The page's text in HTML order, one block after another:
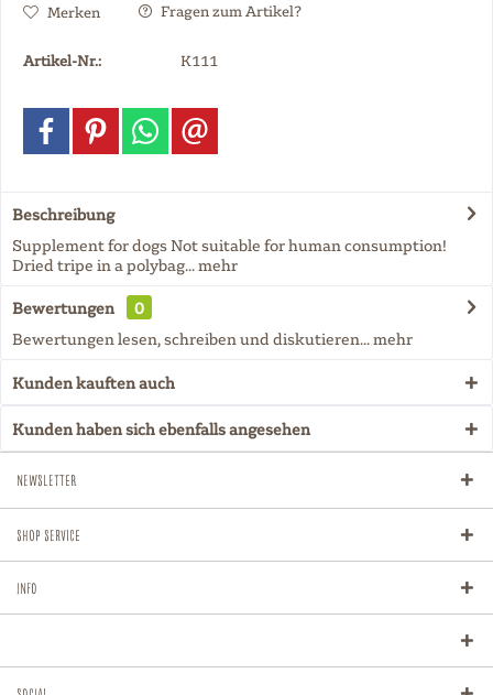
Merken Fragen zum Artikel?
Artikel-Nr.: K111
Beschreibung
Supplement for dogs Not suitable for human consumption!
Dried tripe in a polybag...mehr
Bewertungen
0
Bewertungen lesen, schreiben und diskutieren...mehr
Kunden kauften auch
Kunden haben sich ebenfalls angesehen
Newsletter
Shop Service
Info